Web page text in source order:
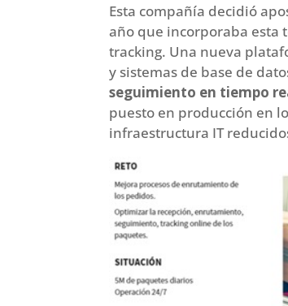
Esta compañía decidió
año que incorporaba esta
tracking. Una nueva
y sistemas de base de
seguimiento en tiempo
puesto en producción en
infraestructura IT